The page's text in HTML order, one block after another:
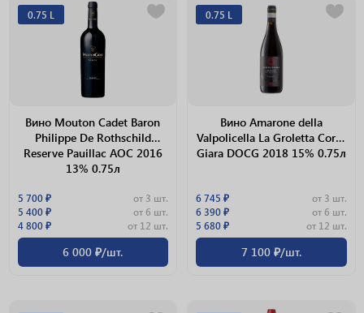
0.75 L
Вино Mouton Cadet Baron
Philippe De Rothschild
Reserve Pauillac АОС 2016
13% 0.75л
5 700 ₽
от 3 шт.
5 400 ₽
от 6 шт.
4 800 ₽
от 12 шт.
6 000 ₽/шт.
0.75 L
Вино Amarone della
Valpolicella La Groletta Corte
Giara DOCG 2018 15% 0.75л
6 745 ₽
от 3 шт.
6 390 ₽
от 6 шт.
5 680 ₽
от 12 шт.
7 100 ₽/шт.